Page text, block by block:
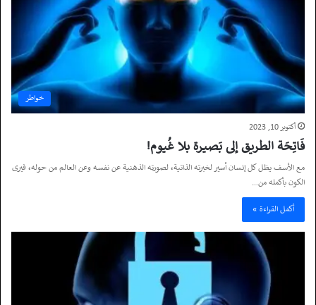
خواطر
أكتوبر 10, 2023
فَاتِحَة الطريق إلى بَصيـرة بلا غُيـوم!
مع الأسف يظل كل إنسان أسير لخبرته الذاتية، لصورته الذهنية عن نفسه وعن العالم من حوله، فيرى
الكون بأكمله من…
أكمل القراءة »